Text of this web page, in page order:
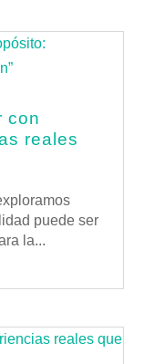
con
reales
puede ser
la...